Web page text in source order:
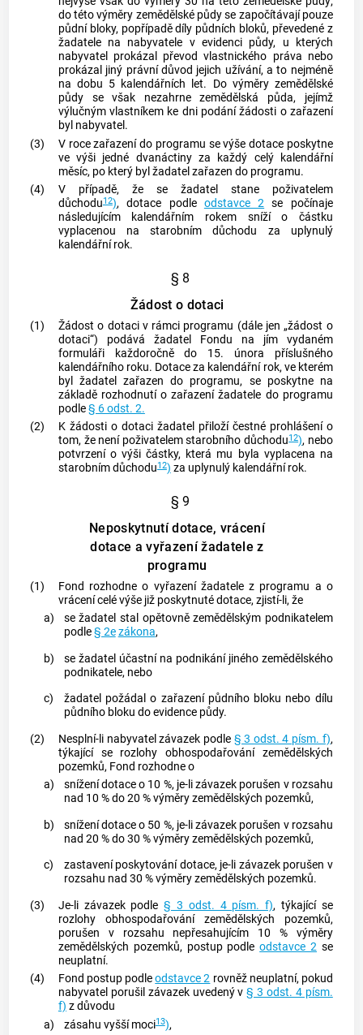
do této výměry zemědělské půdy se započítávají pouze
půdní bloky, popřípadě díly půdních bloků, převedené z
žadatele na nabyvatele v evidenci půdy, u kterých
nabyvatel prokázal převod vlastnického práva nebo
prokázal jiný právní důvod jejich užívání, a to nejméně
na dobu 5 kalendářních let. Do výměry zemědělské
půdy se však nezahrne zemědělská půda, jejímž
výlučným vlastníkem ke dni podání žádosti o zařazení
byl nabyvatel.
(3)
V roce zařazení do programu se výše dotace poskytne
ve výši jedné dvanáctiny za každý celý kalendářní
měsíc, po který byl žadatel zařazen do programu.
(4)
V případě, že se žadatel stane poživatelem
důchodu12), dotace podle odstavce 2 se počínaje
následujícím kalendářním rokem sníží o částku
vyplacenou na starobním důchodu za uplynulý
kalendářní rok.
§ 8
Žádost o dotaci
(1)
Žádost o dotaci v rámci programu (dále jen „žádost o
dotaci“) podává žadatel Fondu na jím vydaném
formuláři každoročně do 15. února příslušného
kalendářního roku. Dotace za kalendářní rok, ve kterém
byl žadatel zařazen do programu, se poskytne na
základě rozhodnutí o zařazení žadatele do programu
podle§ 6 odst. 2.
(2)
K žádosti o dotaci žadatel přiloží čestné prohlášení o
tom, že není poživatelem starobního důchodu12), nebo
potvrzení o výši částky, která mu byla vyplacena na
starobním důchodu12) za uplynulý kalendářní rok.
§ 9
Neposkytnutí dotace, vrácení
dotace a vyřazení žadatele z
programu
(1)
Fond rozhodne o vyřazení žadatele z programu a o
vrácení celé výše již poskytnuté dotace, zjistí-li, že
a)
se žadatel stal opětovně zemědělským podnikatelem
podle§ 2ezákona,
b)
se žadatel účastní na podnikání jiného zemědělského
podnikatele, nebo
c)
žadatel požádal o zařazení půdního bloku nebo dílu
půdního bloku do evidence půdy.
(2)
Nesplní-li nabyvatel závazek podle § 3 odst. 4 písm. f),
týkající se rozlohy obhospodařování zemědělských
pozemků, Fond rozhodne o
a)
snížení dotace o 10 %, je-li závazek porušen v rozsahu
nad 10 % do 20 % výměry zemědělských pozemků,
b)
snížení dotace o 50 %, je-li závazek porušen v rozsahu
nad 20 % do 30 % výměry zemědělských pozemků,
c)
zastavení poskytování dotace, je-li závazek porušen v
rozsahu nad 30 % výměry zemědělských pozemků.
(3)
Je-li závazek podle§ 3 odst. 4 písm. f), týkající se
rozlohy obhospodařování zemědělských pozemků,
porušen v rozsahu nepřesahujícím 10 % výměry
zemědělských pozemků, postup podleodstavce 2se
neuplatní.
(4)
Fond postup podleodstavce 2 rovněž neuplatní, pokud
nabyvatel porušil závazek uvedený v§ 3 odst. 4 písm.
f) z důvodu
a)
zásahu vyšší moci13),